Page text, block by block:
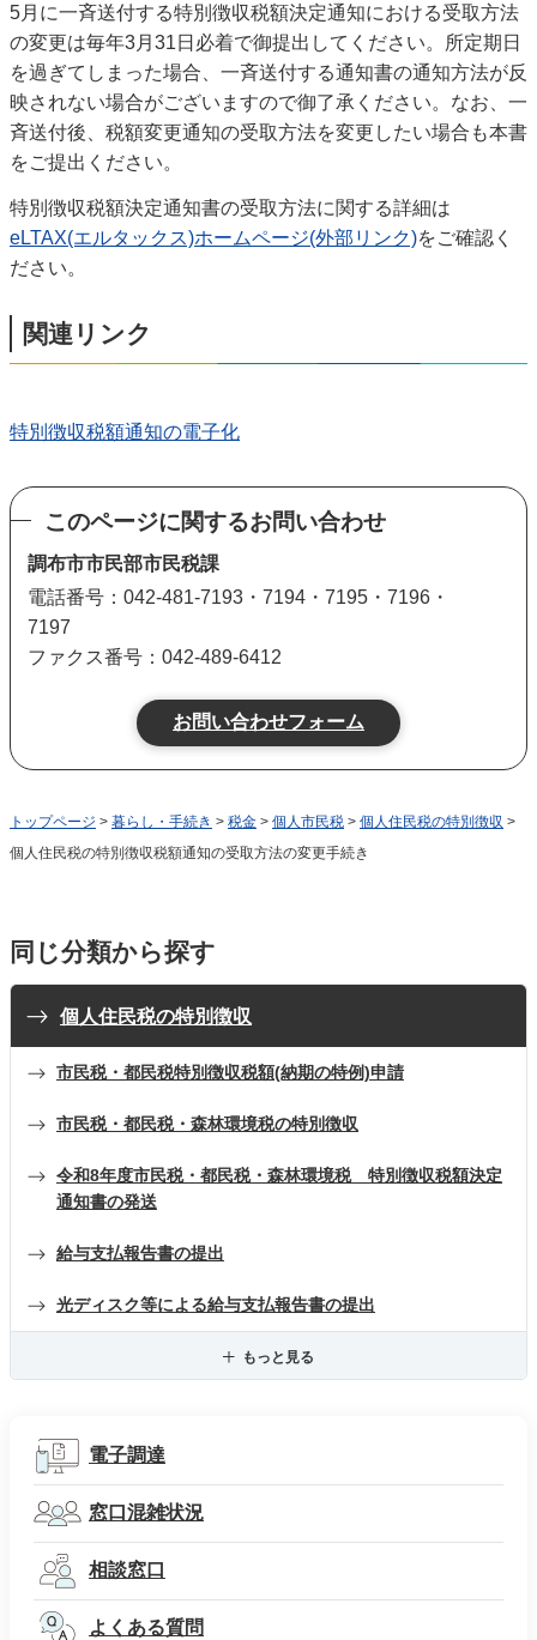
5月に一斉送付する特別徴収税額決定通知における受取方法
の変更は毎年3月31日必着で御提出してください。所定期日
を過ぎてしまった場合、一斉送付する通知書の通知方法が反
映されない場合がございますので御了承ください。なお、一
斉送付後、税額変更通知の受取方法を変更したい場合も本書
をご提出ください。
特別徴収税額決定通知書の受取方法に関する詳細は
eLTAX(エルタックス)ホームページ(外部リンク)をご確認く
ださい。
関連リンク
特別徴収税額通知の電子化
このページに関するお問い合わせ
調布市市民部市民税課
電話番号：042-481-7193・7194・7195・7196・
7197
ファクス番号：042-489-6412
トップページ > 暮らし・手続き > 税金 > 個人市民税 > 個人住民税の特別徴収 >
個人住民税の特別徴収税額通知の受取方法の変更手続き
同じ分類から探す
個人住民税の特別徴収
市民税・都民税特別徴収税額(納期の特例)申請
市民税・都民税・森林環境税の特別徴収
令和8年度市民税・都民税・森林環境税 特別徴収税額決定
通知書の発送
給与支払報告書の提出
光ディスク等による給与支払報告書の提出
もっと見る
電子調達
窓口混雑状況
相談窓口
よくある質問